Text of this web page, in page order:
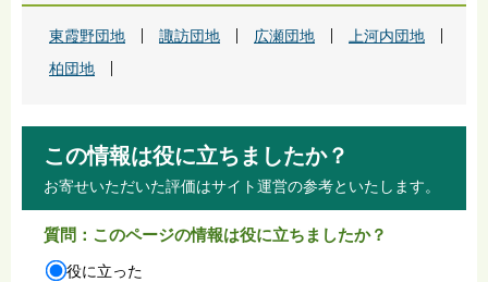
東霞野団地 諏訪団地 広瀬団地
上河内団地
柏団地
この情報は役に立ちましたか？
お寄せいただいた評価はサイト運営の参考といたします。
質問：このページの情報は役に立ちましたか？
役に立った